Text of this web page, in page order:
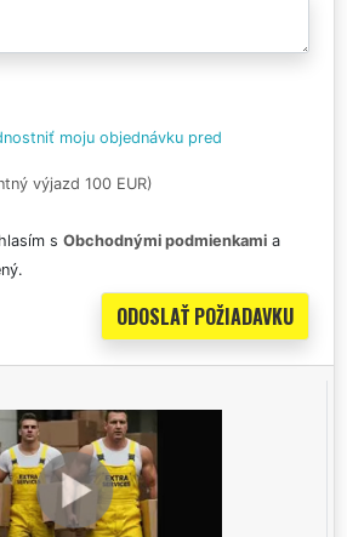
moju objednávku pred
výjazd 100 EUR)
s Obchodnými podmienkami a